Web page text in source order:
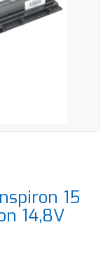
15
14,8V